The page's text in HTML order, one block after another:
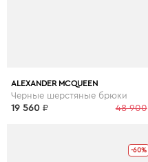
ALEXANDER MCQUEEN
Черные шерстяные брюки
48 900
19 560 ₽
-60%